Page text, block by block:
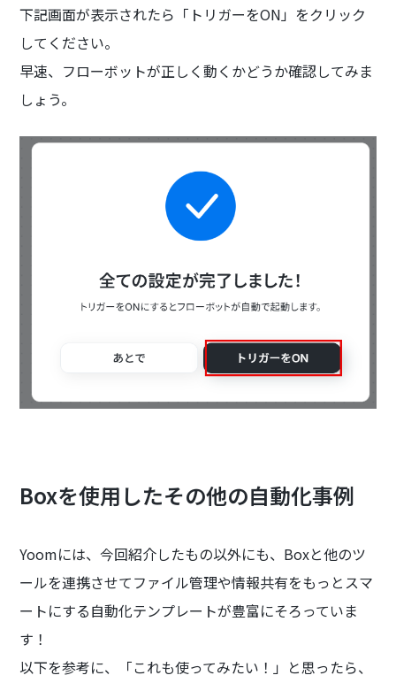
下記画面が表示されたら「トリガーをON」をクリック
してください。
早速、フローボットが正しく動くかどうか確認してみま
しょう。
Boxを使用したその他の自動化事例
Yoomには、今回紹介したもの以外にも、Boxと他のツ
ールを連携させてファイル管理や情報共有をもっとスマ
ートにする自動化テンプレートが豊富にそろっていま
す！
以下を参考に、「これも使ってみたい！」と思ったら、